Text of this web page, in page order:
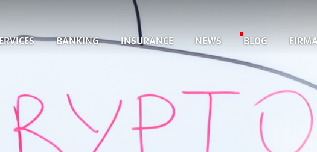
BANKING INSURANCE NEWS BLOG